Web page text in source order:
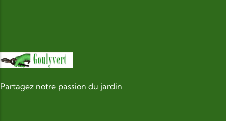
Partagez notre passion du jardin